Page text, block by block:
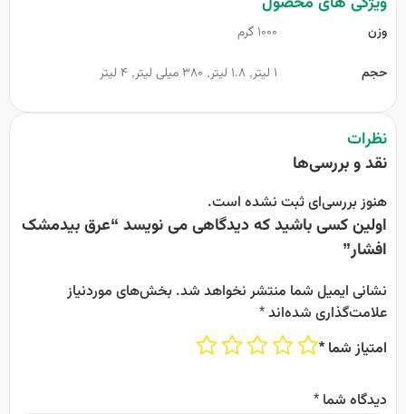
وزن
1000 گرم
حجم
1 لیتر, 1.8 لیتر, 380 میلی لیتر, 4 لیتر
نظرات
نقد و بررسی‌ها
هنوز بررسی‌ای ثبت نشده است.
اولین کسی باشید که دیدگاهی می نویسد “عرق بیدمشک
افشار”
نشانی ایمیل شما منتشر نخواهد شد. بخش‌های موردنیاز
علامت‌گذاری شده‌اند*
امتیاز شما *
دیدگاه شما *